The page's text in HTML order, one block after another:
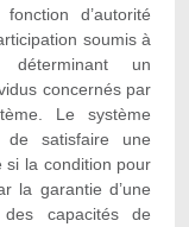
d’autorité
soumis à
un
concernés par
Le système
de satisfaire une
si la condition pour
la garantie d’une
des capacités de